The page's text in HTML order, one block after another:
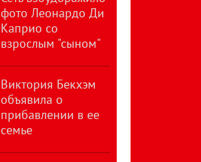
фото Леонардо Ди
Каприо со
взрослым "сыном"
Виктория Бекхэм
объявила о
прибавлении в ее
семье